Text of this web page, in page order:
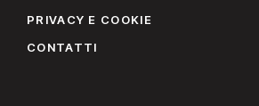
PRIVACY E COOKIE
CONTATTI